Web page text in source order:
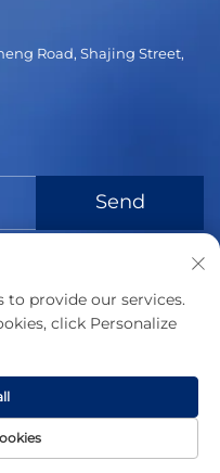
Road, Shajing Street,
Send
Co., Ltd. Alle
to provide our services.
click Personalize